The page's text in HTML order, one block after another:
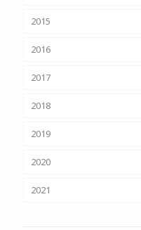
2015
2016
2017
2018
2019
2020
2021